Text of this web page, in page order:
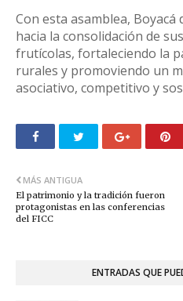
Con esta asamblea,
hacia la consolidación de
frutícolas, fortaleciendo la
rurales y promoviendo un
asociativo, competitivo y
MÁS ANTIGUA
El patrimonio y la tradición fueron
protagonistas en las conferencias
del FICC
ENTRADAS QUE